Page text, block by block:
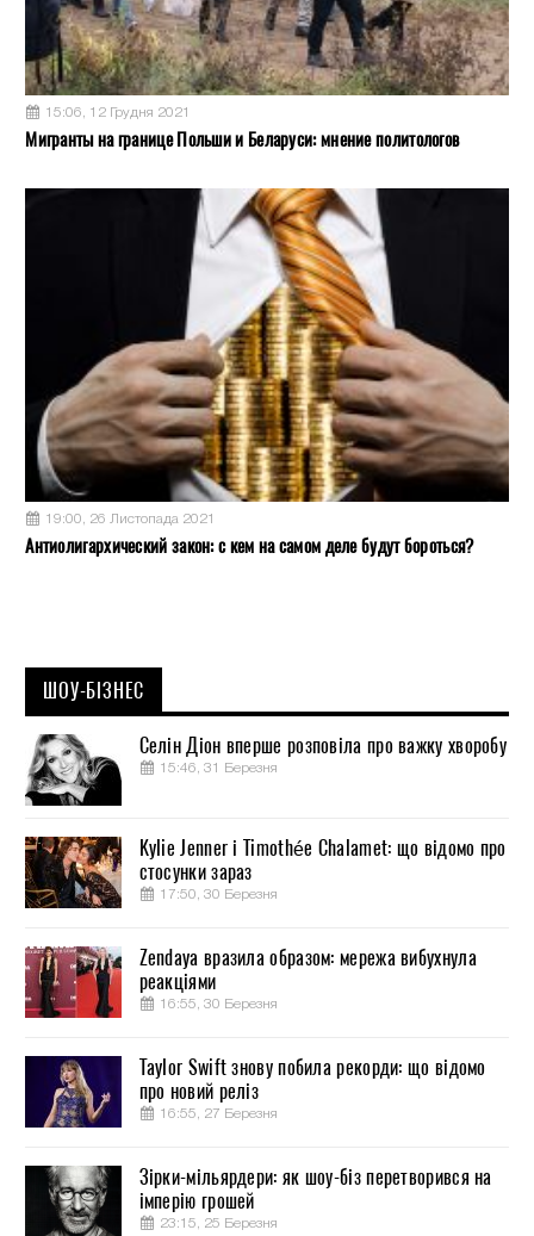
15:06, 12 Грудня 2021
Мигранты на границе Польши и Беларуси: мнение политологов
19:00, 26 Листопада 2021
Антиолигархический закон: с кем на самом деле будут бороться?
ШОУ-БІЗНЕС
Селін Діон вперше розповіла про важку хворобу
15:46, 31 Березня
Kylie Jenner і Timothée Chalamet: що відомо про
стосунки зараз
17:50, 30 Березня
Zendaya вразила образом: мережа вибухнула
реакціями
16:55, 30 Березня
Taylor Swift знову побила рекорди: що відомо
про новий реліз
16:55, 27 Березня
Зірки-мільярдери: як шоу-біз перетворився на
імперію грошей
23:15, 25 Березня